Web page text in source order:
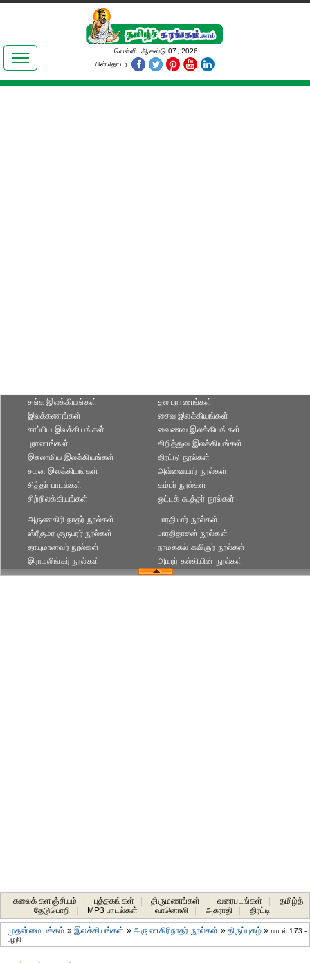
இலக்கியங்கள்
தமிழ் உலகம்
வெள்ளி, ஆகஸ்டு 07, 2026
பின்தொடர
சங்க இலக்கியங்கள்
இலக்கணங்கள்
காப்பிய இலக்கியங்கள்
புராணங்கள்
தல புராணங்கள்
சைவ இலக்கியங்கள்
வைணவ இலக்கியங்கள்
கிறித்துவ இலக்கியங்கள்
இசுலாமிய இலக்கியங்கள்
சமன இலக்கியங்கள்
சித்தர் பாடல்கள்
சிற்றிலக்கியங்கள்
திரட்டு நூல்கள்
அவ்வையார் நூல்கள்
கம்பர் நூல்கள்
ஒட்டக் கூத்தர் நூல்கள்
அருணகிரி நாதர் நூல்கள்
ஸ்ரீகுமர குருபரர் நூல்கள்
தாயுமானவர் நூல்கள்
இராமலிங்கர் நூல்கள்
பாரதியார் நூல்கள்
பாரதிதாசன் நூல்கள்
நாமக்கல் கவிஞர் நூல்கள்
அமரர் கல்கியின் நூல்கள்
கலைக் களஞ்சியம் புத்தகங்கள் திருமணங்கள் வரைபடங்கள்
தமிழ்த்
தேடுபொறி
MP3 பாடல்கள் வானொலி அகராதி திரட்டி
முதன்மை பக்கம் »இலக்கியங்கள் »அருணகிரிநாதர் நூல்கள் »திருப்புகழ் » பாடல் 173 -
பழநி